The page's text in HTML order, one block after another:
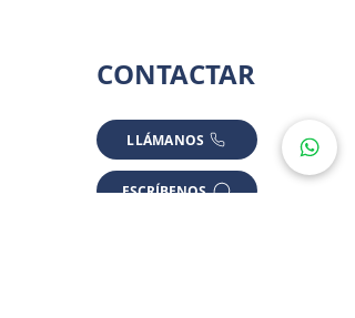
CONTACTAR
LLÁMANOS
ESCRÍBENOS